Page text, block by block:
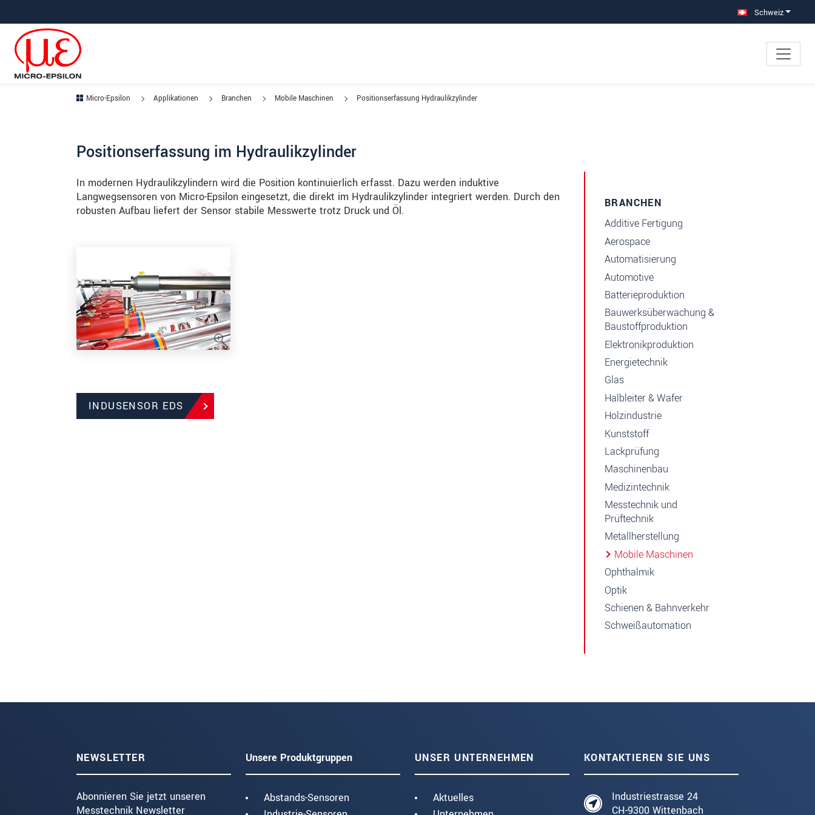
Schweiz
Micro-Epsilon Applikationen Branchen Mobile Maschinen Positionserfassung Hydraulikzylinder
Positionserfassung im Hydraulikzylinder
In modernen Hydraulikzylindern wird die Position kontinuierlich erfasst. Dazu werden induktive
Langwegsensoren von Micro-Epsilon eingesetzt, die direkt im Hydraulikzylinder integriert werden. Durch den
robusten Aufbau liefert der Sensor stabile Messwerte trotz Druck und Öl.
INDUSENSOR EDS
BRANCHEN
Additive Fertigung
Aerospace
Automatisierung
Automotive
Batterieproduktion
Bauwerksüberwachung &
Baustoffproduktion
Elektronikproduktion
Energietechnik
Glas
Halbleiter & Wafer
Holzindustrie
Kunststoff
Lackprüfung
Maschinenbau
Medizintechnik
Messtechnik und
Prüftechnik
Metallherstellung
Mobile Maschinen
Ophthalmik
Optik
Schienen & Bahnverkehr
Schweißautomation
NEWSLETTER
Abonnieren Sie jetzt unseren
Messtechnik Newsletter
Unsere Produktgruppen
Abstands-Sensoren
UNSER UNTERNEHMEN
Aktuelles
KONTAKTIEREN SIE UNS
Industriestrasse 24
CH-9300 Wittenbach